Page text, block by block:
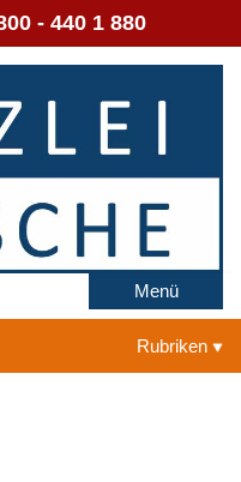
- 440 1 880
Menü
Rubriken